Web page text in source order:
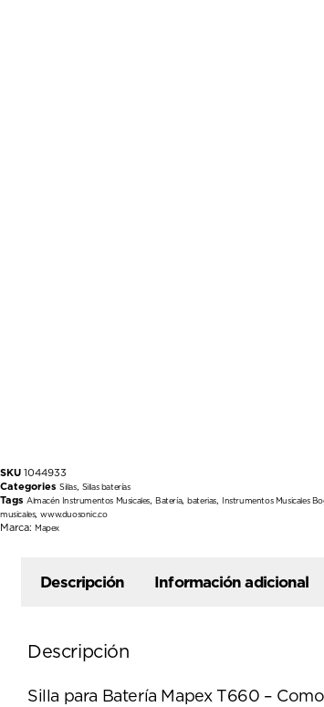
SKU 1044933
Categories Sillas, Sillas baterías
Tags Almacén Instrumentos Musicales, Batería,baterias, Instrumentos Musicales
musicales,www.duosonic.co
Marca: Mapex
Descripción Información adicional
Descripción
Silla para Batería Mapex T660 –